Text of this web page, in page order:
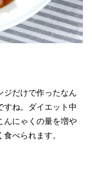
ジだけで作ったなん
すね。ダイエット中
んにゃくの量を増
べられます。